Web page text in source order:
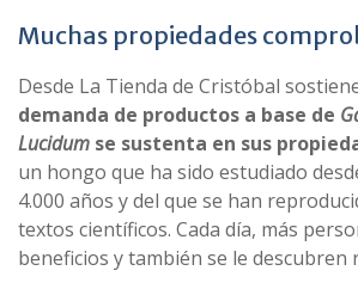
Muchas propiedades
Desde La Tienda de Cristóbal
demanda de productos a base de
Lucidum se sustenta en sus
un hongo que ha sido estudiado
4.000 años y del que se han
textos científicos. Cada día, más
beneficios y también se le descubren